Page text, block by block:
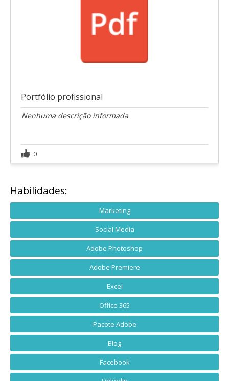
Portfólio profissional
Nenhuma descrição informada
0
Habilidades:
Marketing
Social Media
Adobe Photoshop
Adobe Premiere
Excel
Office 365
Pacote Adobe
Blog
Facebook